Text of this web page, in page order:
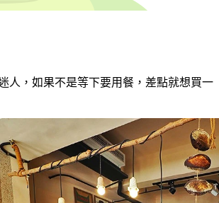
人，如果不是等下要用餐，差點就想買一